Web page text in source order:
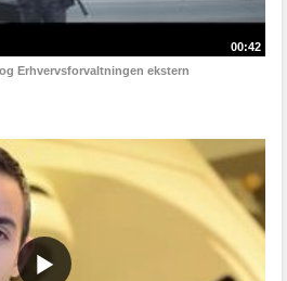
00:42
Erhvervsforvaltningen ekstern